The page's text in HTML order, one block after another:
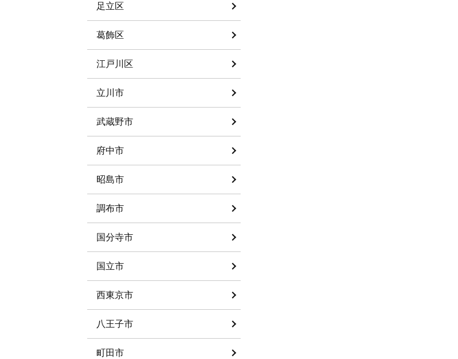
足立区
葛飾区
江戸川区
立川市
武蔵野市
府中市
昭島市
調布市
国分寺市
国立市
西東京市
八王子市
町田市